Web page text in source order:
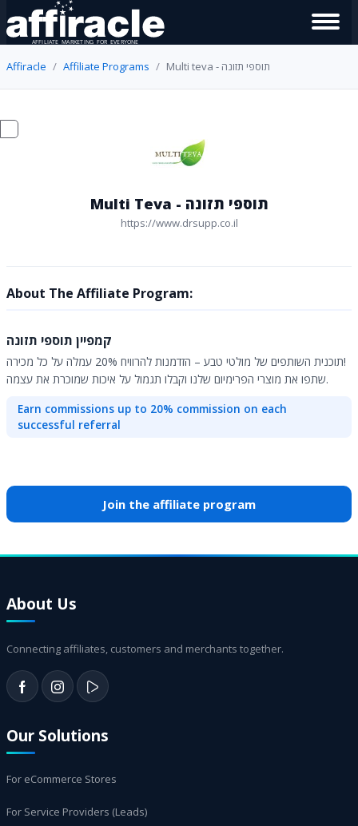
Affiracle Affiliate Programs Multi teva - תוספי תזונה
Multi Teva - תוספי תזונה
https://www.drsupp.co.il
About The Affiliate Program:
קמפיין תוספי תזונה
תוכנית השותפים של מולטי טבע – הזדמנות להרוויח 20% עמלה על כל מכירה!
שתפו את מוצרי הפרימיום שלנו וקבלו תגמול על איכות שמוכרת את עצמה.
Earn commissions up to 20% commission on each
successful referral
Join the affiliate program
About Us
Connecting affiliates, customers and merchants together.
Our Solutions
For eCommerce Stores
For Service Providers (Leads)